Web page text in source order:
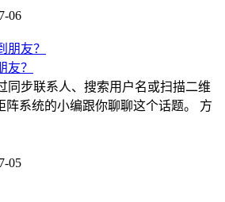
06
友？
同步联系人、搜索用户名或扫描二维
阵系统的小编跟你聊聊这个话题。 方
05